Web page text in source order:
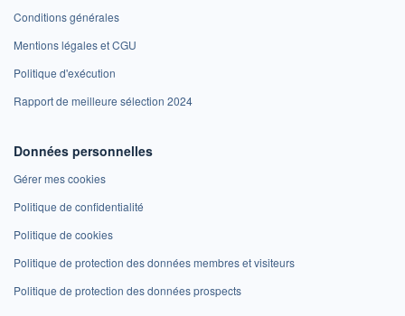
Conditions générales
Mentions légales et CGU
Politique d'exécution
Rapport de meilleure sélection 2024
Données personnelles
Gérer mes cookies
Politique de confidentialité
Politique de cookies
Politique de protection des données membres et visiteurs
Politique de protection des données prospects